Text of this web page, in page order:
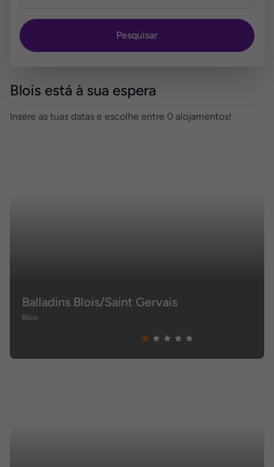
Pesquisar
Blois está à sua espera
Insere as tuas datas e escolhe entre 0 alojamentos!
Balladins Blois/Saint Gervais
Blois